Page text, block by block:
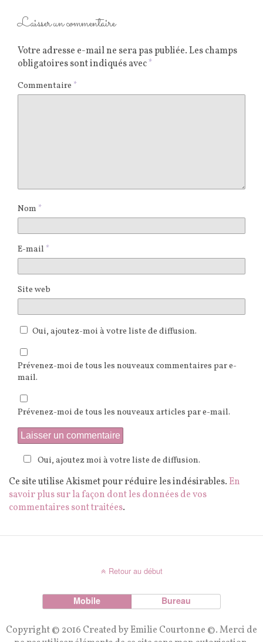
Laisser un commentaire
Votre adresse e-mail ne sera pas publiée.Les champs
obligatoires sont indiqués avec*
Commentaire *
Nom *
E-mail *
Site web
Oui, ajoutez-moi à votre liste de diffusion.
Prévenez-moi de tous les nouveaux commentaires par e-
mail.
Prévenez-moi de tous les nouveaux articles par e-mail.
Oui, ajoutez moi à votre liste de diffusion.
Ce site utilise Akismet pour réduire les indésirables. En
savoir plus sur la façon dont les données de vos
commentaires sont traitées.
Retour au début
Mobile Bureau
Copyright © 2016 Created by Emilie Courtonne ©. Merci de